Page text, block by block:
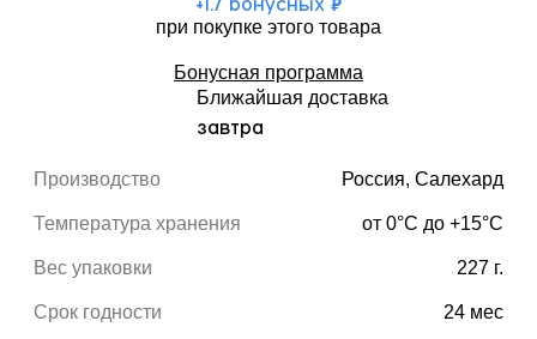
Производство Россия, Салехард
Температура хранения от 0°С до +15°С
Вес упаковки 227 г.
Срок годности 24 мес
при покупке этого товара
Бонусная программа
Ближайшая доставка
завтра